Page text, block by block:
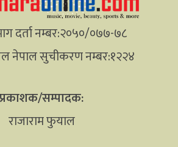
दर्ता नम्बर:२०५०/०७७-७८
नेपाल सुचीकरण नम्बर:१२२४
प्रकाशक/सम्पादक:
राजाराम फुयाल